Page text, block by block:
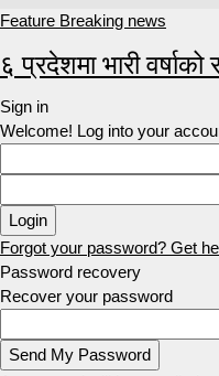
Feature Breaking news
६ प्रदेशमा भारी वर्षाको
Sign in
Welcome! Log into your
Forgot your password? Get
Password recovery
Recover your password